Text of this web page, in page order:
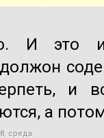
И это и
и
а
среда